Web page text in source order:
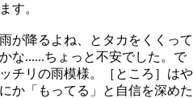
す。
が降るよね、とタカをくくって
な......ちょっと不安でした。で
チリの雨模様。［ところ］はや
か「もってる」と自信を深めた